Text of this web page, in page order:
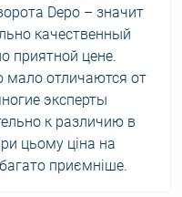
Depo – значит
качественный
приятной цене.
мало отличаются от
эксперты
к различию в
цьому ціна на
приємніше.